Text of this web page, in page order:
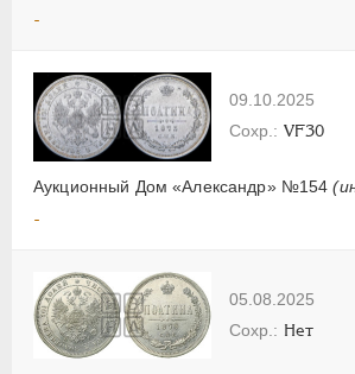
-
09.10.2025
Аукционный Дом «Александр» №154
VF30
-
05.08.2025
Нет